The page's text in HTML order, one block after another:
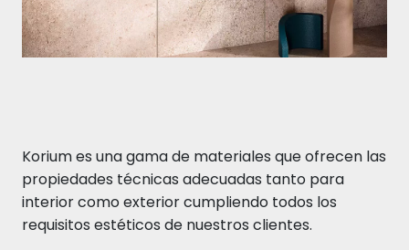
Korium es una gama de materiales que ofrecen las
propiedades técnicas adecuadas tanto para
interior como exterior cumpliendo todos los
requisitos estéticos de nuestros clientes.